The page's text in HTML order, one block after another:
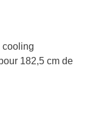
cooling
182,5 cm de